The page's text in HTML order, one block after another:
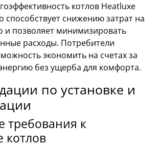
котлов Heatluxe
способствует снижению затрат на
и позволяет минимизировать
расходы. Потребители
экономить на счетах за
без ущерба для комфорта.
по установке и
требования к
котлов